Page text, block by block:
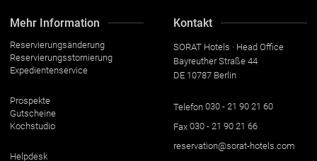
Mehr Information
Reservierungsänderung
Reservierungsstornierung
Expedientenservice
Prospekte
Gutscheine
Kochstudio
Helpdesk
Kontakt
SORAT Hotels · Head Office
Bayreuther Straße 44
DE 10787 Berlin
Telefon 030 - 21 90 21 60
Fax 030 - 21 90 21 66
reservation@sorat-hotels.com